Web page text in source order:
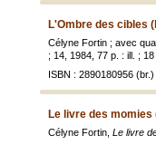
L'Ombre des cibles
Célyne Fortin ; avec
; 14, 1984, 77 p. : ill. ; 18
ISBN : 2890180956 (br.)
Le livre des momies
Célyne Fortin, Le livre